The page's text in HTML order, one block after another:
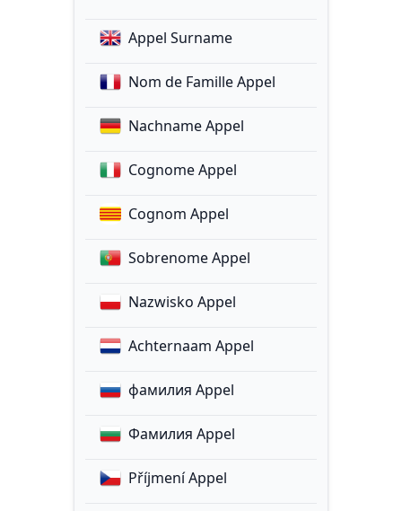
Appel Surname
Nom de Famille Appel
Nachname Appel
Cognome Appel
Cognom Appel
Sobrenome Appel
Nazwisko Appel
Achternaam Appel
фамилия Appel
Фамилия Appel
Příjmení Appel